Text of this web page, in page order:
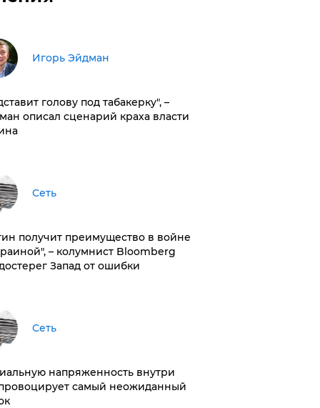
Игорь Эйдман
голову под табакерку", –
описал сценарий краха власти
Сеть
получит преимущество в войне
– колумнист Bloomberg
Запад от ошибки
Сеть
напряженность внутри
самый неожиданный